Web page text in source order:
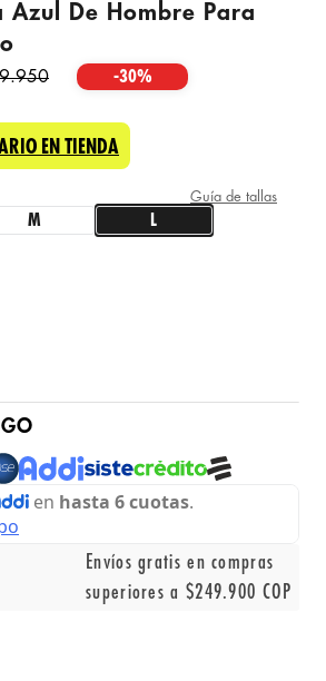
Azul De Hombre Para
.950 -30%
EN TIENDA
Guía de tallas
M L
Envíos gratis en compras
superiores a $249.900 COP